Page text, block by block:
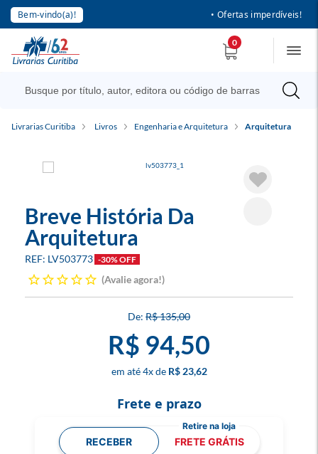
Bem-vindo(a)! • Ofertas imperdíveis!
0
Livrarias Curitiba Livros Engenharia e Arquitetura Arquitetura
Breve História Da
Arquitetura
LV503773 -30% OFF
Avalie agora!
R$ 135,00
R$ 94,50
4x R$ 23,62
Frete e prazo
RECEBER FRETE GRÁTIS